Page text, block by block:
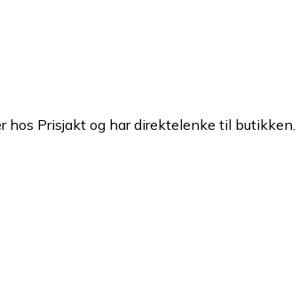
Prisjakt og har direktelenke til butikken.